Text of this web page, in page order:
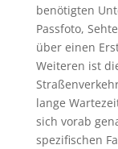
benötigten
Passfoto,
über einen
Weiteren ist
lange
sich vorab
spezifischen